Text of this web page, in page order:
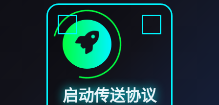
启动传送协议